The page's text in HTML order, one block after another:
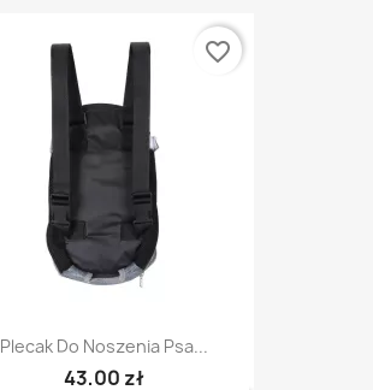
Plecak Do Noszenia Psa...
43,00 zł
favorite_border